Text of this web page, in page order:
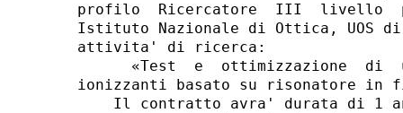
profilo  Ricercatore  III  livello
Istituto Nazionale di Ottica, UOS
attivita' di ricerca:
«Test  e  ottimizzazione  di
ionizzanti basato su risonatore
Il contratto avra' durata di 1